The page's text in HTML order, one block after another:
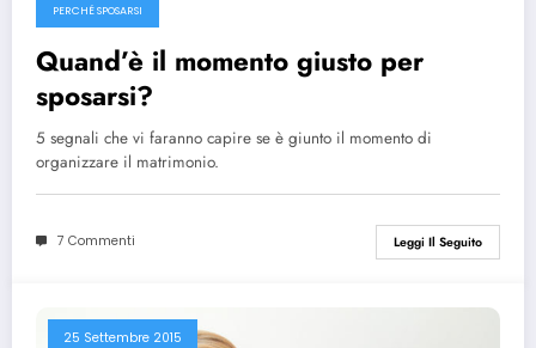
PERCHÉ SPOSARSI
Quand’è il momento giusto per
sposarsi?
5 segnali che vi faranno capire se è giunto il momento di
organizzare il matrimonio.
7 Commenti Leggi Il Seguito
25 Settembre 2015